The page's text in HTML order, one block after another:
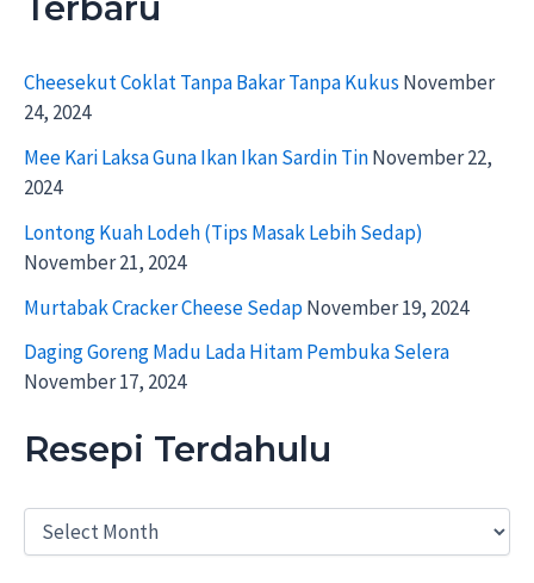
Cheesekut Coklat Tanpa Bakar Tanpa Kukus November
24, 2024
Mee Kari Laksa Guna Ikan Ikan Sardin TinNovember 22,
2024
Lontong Kuah Lodeh (Tips Masak Lebih Sedap)
November 21, 2024
Murtabak Cracker Cheese SedapNovember 19, 2024
Daging Goreng Madu Lada Hitam Pembuka Selera
November 17, 2024
Resepi Terdahulu